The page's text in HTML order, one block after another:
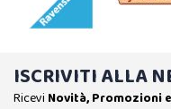
ISCRIVITI ALLA
Ricevi Novità, Promozioni